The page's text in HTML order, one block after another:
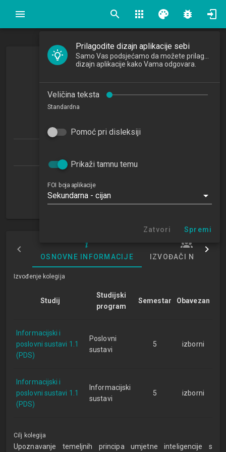
search apps palette bug_report
Sustavi temeljeni na znanju
Knowledge-Based Systems
2021/2022
TO
OSNOVNE INFORMACIJE IZVOĐAČI NASTAVE
Izvođenje kolegija
Studij
Studijski
program
Semestar Obavezan
Informacijski i
poslovni sustavi 1.1
(PDS)
Poslovni
sustavi
5 izborni
Informacijski i
poslovni sustavi 1.1
(PDS)
Informacijski
sustavi
5 izborni
Cilj kolegija
Upoznavanje temeljnih principa umjetne inteligencije s
Prilagodite dizajn aplikacije sebi
dizajn aplikacije kako Vama odgovara.
Veličina teksta
Standardna
Pomoć pri disleksiji
Prikaži tamnu temu
FOI boja aplikacije
Sekundarna - cijan
Zatvori Spremi